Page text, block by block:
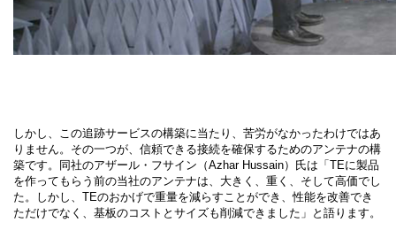
しかし、この追跡サービスの構築に当たり、苦労がなかったわけではあ
りません。その一つが、信頼できる接続を確保するためのアンテナの構
築です。同社のアザール・フサイン（Azhar Hussain）氏は「TEに製品
を作ってもらう前の当社のアンテナは、大きく、重く、そして高価でし
た。しかし、TEのおかげで重量を減らすことができ、性能を改善でき
ただけでなく、基板のコストとサイズも削減できました」と語ります。